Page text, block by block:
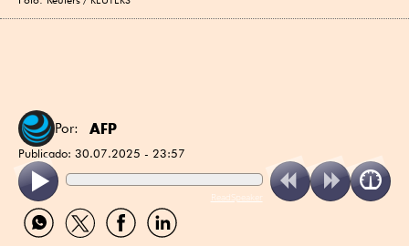
Por: AFP
Publicado: 30.07.2025 - 23:57
ReadSpeaker
Compartir
por
Compartir
por
Compartir
por
Compartir
por